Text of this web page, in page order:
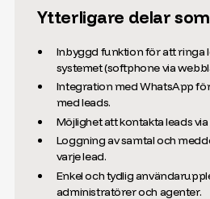
Ytterligare delar
Inbyggd funktion för att ringa
systemet (softphone via
Integration med WhatsApp
med leads.
Möjlighet att kontakta leads
Loggning av samtal och
varje lead.
Enkel och tydlig
administratörer och agenter.